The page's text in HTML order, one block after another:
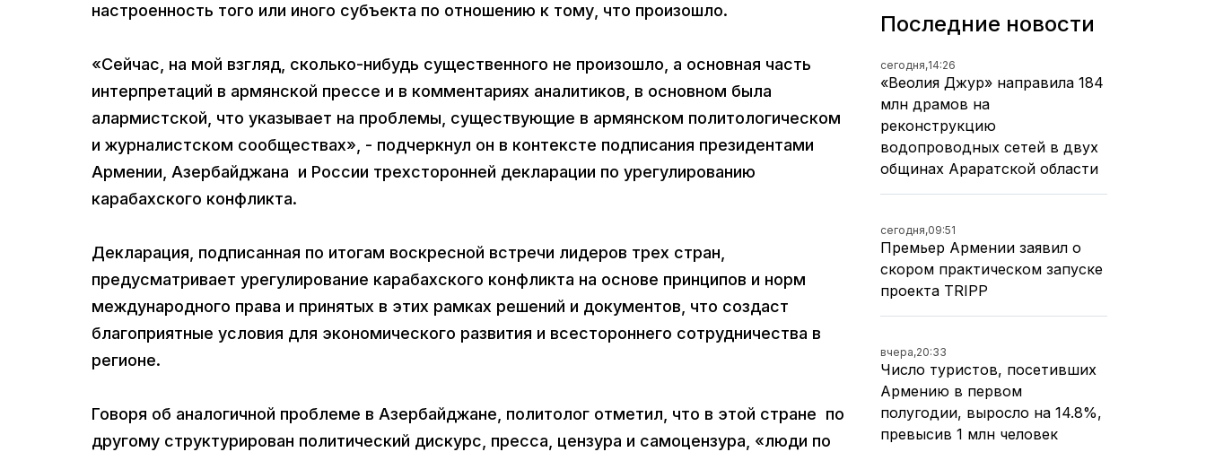
настроенность того или иного субъекта по отношению к тому, что произошло.
«Сейчас, на мой взгляд, сколько-нибудь существенного не произошло, а основная часть
интерпретаций в армянской прессе и в комментариях аналитиков, в основном была
алармистской, что указывает на проблемы, существующие в армянском политологическом
и журналистском сообществах», - подчеркнул он в контексте подписания президентами
Армении, Азербайджана и России трехсторонней декларации по урегулированию
карабахского конфликта.
Декларация, подписанная по итогам воскресной встречи лидеров трех стран,
предусматривает урегулирование карабахского конфликта на основе принципов и норм
международного права и принятых в этих рамках решений и документов, что создаст
благоприятные условия для экономического развития и всестороннего сотрудничества в
регионе.
Говоря об аналогичной проблеме в Азербайджане, политолог отметил, что в этой стране по
другому структурирован политический дискурс, пресса, цензура и самоцензура, «люди по
Последние новости
сегодня,14:26
«Веолия Джур» направила 184
млн драмов на
реконструкцию
водопроводных сетей в двух
общинах Араратской области
сегодня,09:51
Премьер Армении заявил о
скором практическом запуске
проекта TRIPP
вчера,20:33
Число туристов, посетивших
Армению в первом
полугодии, выросло на 14.8%,
превысив 1 млн человек